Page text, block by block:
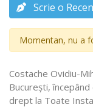
Scrie o
Momentan, nu a
Costache Ovidiu-
Bucureşti,
drept la Toate